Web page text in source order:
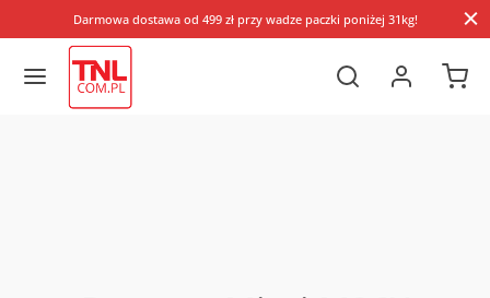
Darmowa dostawa od 499 zł przy wadze paczki poniżej 31kg!